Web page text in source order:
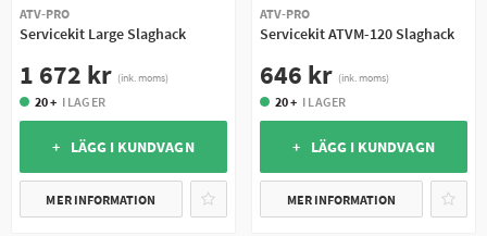
ATV-PRO
Servicekit Large Slaghack
1 672 kr (ink. moms)
20 + I LAGER
+ LÄGG I KUNDVAGN
MER INFORMATION
ATV-PRO
Servicekit ATVM-120 Slaghack
646 kr (ink. moms)
20 + I LAGER
+ LÄGG I KUNDVAGN
MER INFORMATION